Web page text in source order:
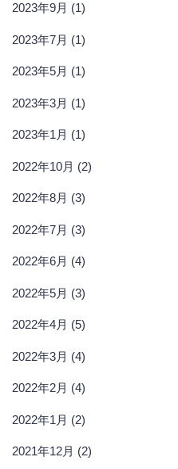
2023年9月 (1)
2023年7月 (1)
2023年5月 (1)
2023年3月 (1)
2023年1月 (1)
2022年10月 (2)
2022年8月 (3)
2022年7月 (3)
2022年6月 (4)
2022年5月 (3)
2022年4月 (5)
2022年3月 (4)
2022年2月 (4)
2022年1月 (2)
2021年12月 (2)